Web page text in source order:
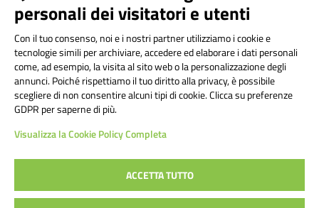
Istituto Comprensivo Bricherasio
Via Cesare Bollea n. 3 - 10064 Bricherasio (TO) | P.E.O.:
toic84200d@istruzione.it | P.E.C.:
toic84200d@pec.istruzione.it
Codice Fiscale: 94544620019 | Cod. Meccanografico:
TOIC84200D | Codice IPA: istsc_toic84200d | Codice
Univoco: UFYI9M
Sito web realizzato da AVVALE SPA|Concept & Design by
personali dei visitatori e utenti
Con il tuo consenso, noi e i nostri partner utilizziamo i cookie e
tecnologie simili per archiviare, accedere ed elaborare i dati personali
come, ad esempio, la visita al sito web o la personalizzazione degli
annunci. Poiché rispettiamo il tuo diritto alla privacy, è possibile
scegliere di non consentire alcuni tipi di cookie. Clicca su preferenze
GDPR per saperne di più.
Visualizza la Cookie Policy Completa
ACCETTA TUTTO